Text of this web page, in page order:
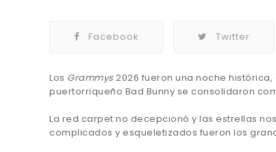
Facebook Twitter
Los Grammys2026 fueron una noche
puertorriqueño Bad Bunny se consolidaron
La red carpet no decepcionó y las estrellas
complicados y esqueletizados fueron los